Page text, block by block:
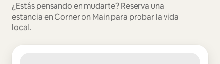
¿Estás pensando en mudarte? Reserva una
estancia en Corner on Main para probar la vida
local.